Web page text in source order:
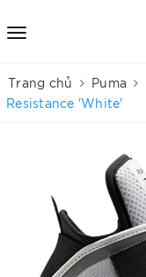
Trang chủ Puma
Resistance 'White'